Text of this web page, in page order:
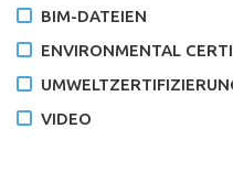
BIM-DATEIEN
ENVIRONMENTAL
VIDEO